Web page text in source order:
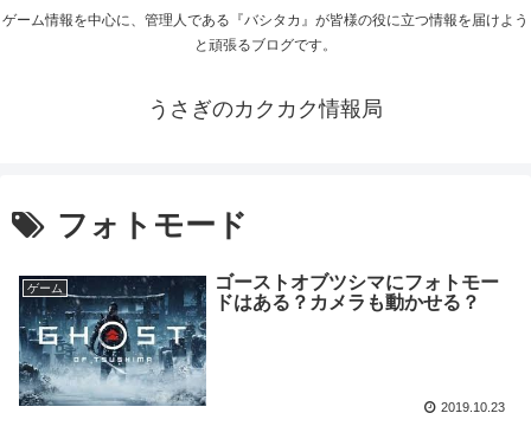
ゲーム情報を中心に、管理人である『バシタカ』が皆様の役に立つ情報を届けよう
と頑張るブログです。
うさぎのカクカク情報局
フォトモード
ゲーム
ゴーストオブツシマにフォトモー
ドはある？カメラも動かせる？
2019.10.23